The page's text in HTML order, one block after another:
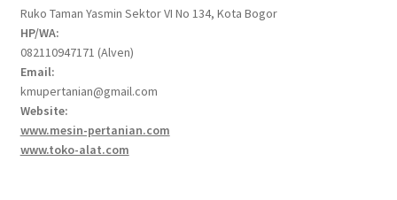
Ruko Taman Yasmin Sektor VI No 134, Kota Bogor
HP/WA:
082110947171 (Alven)
Email:
kmupertanian@gmail.com
Website:
www.mesin-pertanian.com
www.toko-alat.com